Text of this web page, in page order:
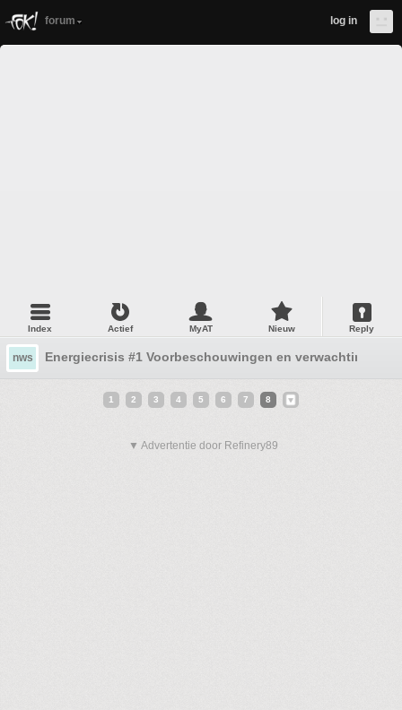
forum log in
Index Actief MyAT Nieuw Reply
nws Energiecrisis #1 Voorbeschouwingen en verwachtingen
1 2 3 4 5 6 7 8
▼ Advertentie door Refinery89